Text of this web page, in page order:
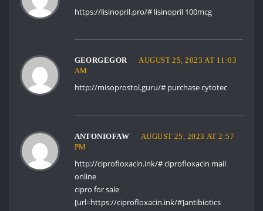
https://lisinopril.pro/#lisinopril 100mcg
GEORGEGOR
AUGUST 25, 2023 AT 11:03
AM
http://misoprostol.guru/#purchase cytotec
ANTONIOFAW
AUGUST 25, 2023 AT 2:57
PM
http://ciprofloxacin.ink/#ciprofloxacin mail
online
cipro for sale
[url=https://ciprofloxacin.ink/#]antibiotics